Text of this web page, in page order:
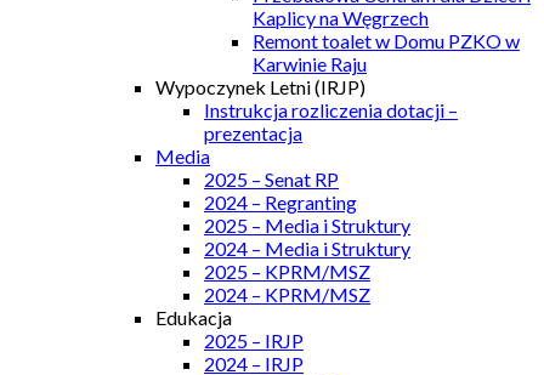
Kaplicy na Węgrzech
Remont toalet w Domu PZKO w
Karwinie Raju
Wypoczynek Letni (IRJP)
Instrukcja rozliczenia dotacji –
prezentacja
Media
2025 – Senat RP
2024 – Regranting
2025 – Media i Struktury
2024 – Media i Struktury
2025 – KPRM/MSZ
2024 – KPRM/MSZ
Edukacja
2025 – IRJP
2024 – IRJP